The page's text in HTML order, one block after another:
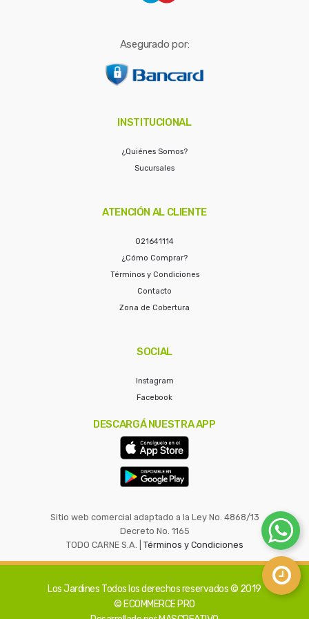
Asegurado por:
INSTITUCIONAL
¿Quiénes Somos?
Sucursales
ATENCIÓN AL CLIENTE
021641114
¿Cómo Comprar?
Términos y Condiciones
Contacto
Zona de Cobertura
SOCIAL
Instagram
Facebook
DESCARGÁ NUESTRA APP
Sitio web comercial adaptado a la Ley No. 4868/13
Decreto No. 1165
TODO CARNE S.A. | Términos y Condiciones
Los Jardines Todos los derechos reservados © 2019
© ECOMMERCE PRO